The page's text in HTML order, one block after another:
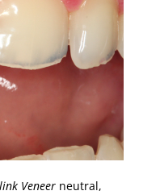
Veneerneutral,